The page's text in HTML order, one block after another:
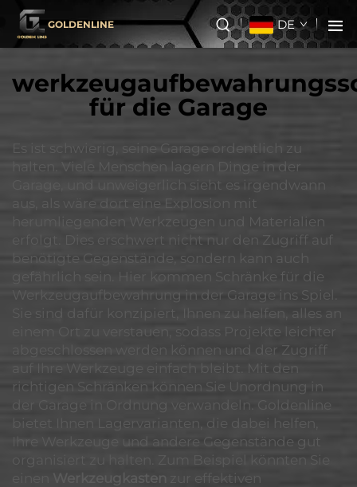
GOLDENLINE DE
für die Garage
Es ist schwierig, seine Garage ordentlich zu
halten. Viele Menschen lagern Dinge in der
Garage, und unweigerlich sieht es irgendwann
aus, als wäre dort eine Explosion mit
herumliegenden Werkzeugen und Materialien
erfolgt. Dies erschwert nicht nur den Zugriff auf
benötigte Gegenstände, sondern kann auch
gefährlich sein. Hier kommen Schränke für die
Werkzeugaufbewahrung in der Garage ins Spiel.
Sie sind dafür konzipiert, Ihnen zu helfen, alles an
einem Ort zu verstauen, sodass Projekte leichter
abgeschlossen werden können und der Zugriff
auf Ihre Werkzeuge einfach bleibt. Mit den
richtigen Schränken können Sie Unordnung in
der Garage in Ordnung verwandeln. Goldenline
bietet Ihnen Lagervarianten, die dabei helfen,
Ihre Werkzeuge und andere Gegenstände gut
organisiert zu halten. Zum Beispiel könnten Sie
Werkzeugkasten
zur effektiven